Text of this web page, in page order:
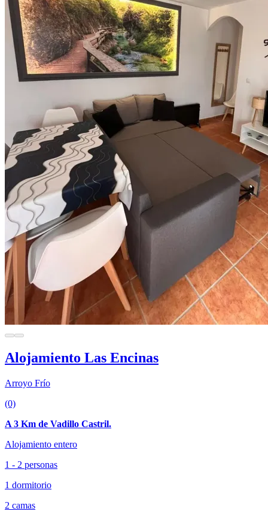
Alojamiento Las Encinas
Arroyo Frío
(0)
A 3 Km de Vadillo Castril.
Alojamiento entero
1 - 2 personas
1 dormitorio
2 camas